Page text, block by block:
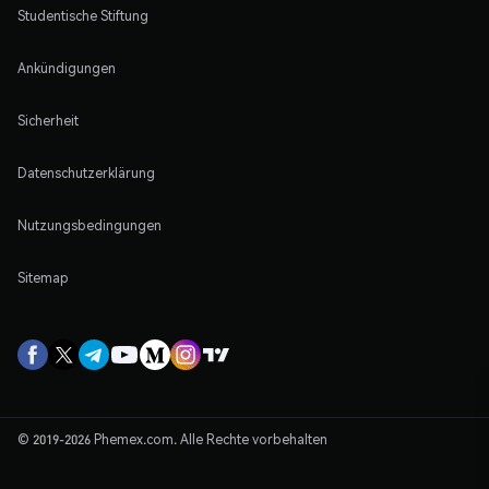
Studentische Stiftung
Ankündigungen
Sicherheit
Datenschutzerklärung
Nutzungsbedingungen
Sitemap
© 2019-2026 Phemex.com. Alle Rechte vorbehalten